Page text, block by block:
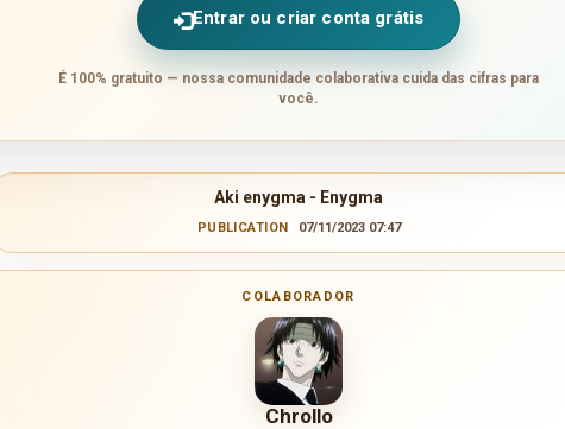
Entrar ou criar conta grátis
É 100% gratuito — nossa comunidade colaborativa cuida das cifras para
você.
Aki enygma - Enygma
PUBLICATION 07/11/2023 07:47
COLABORADOR
Chrollo